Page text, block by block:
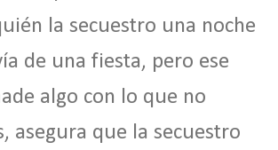
la secuestro una noche
de una fiesta, pero ese
algo con lo que no
asegura que la secuestro